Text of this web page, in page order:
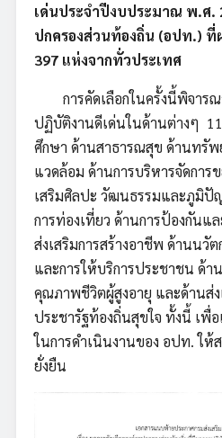
เด่นประจำปีงบประมาณ พ.ศ.
ปกครองส่วนท้องถิ่น (อปท.) ที่
397 แห่งจากทั่วประเทศ
การคัดเลือกในครั้งนี้พิจารณ
ปฏิบัติงานดีเด่นในด้านต่างๆ
ศึกษา ด้านสาธารณสุข ด้านทรัพ
แวดล้อม ด้านการบริหารจัดกา
เสริมศิลปะ วัฒนธรรมและภูมิปั
การท่องเที่ยว ด้านการป้องกันแ
ส่งเสริมการสร้างอาชีพ ด้านนวัต
และการให้บริการประชาชน ด้
คุณภาพชีวิตผู้สูงอายุ และด้านส่ง
ประชารัฐท้องถิ่นสุขใจ ทั้งนี้ เพื่อ
ในการดำเนินงานของ อปท. ใ
ยั่งยืน